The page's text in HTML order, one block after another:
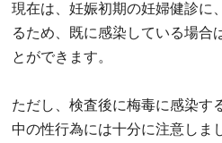
現在は、妊娠初期の妊婦健診に
るため、既に感染している場合
とができます。
ただし、検査後に梅毒に感染す
中の性行為には十分に注意しま